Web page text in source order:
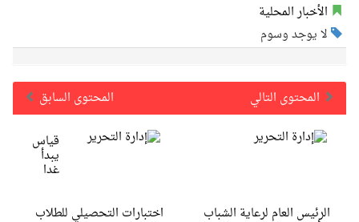
الأخبار المحلية
لا يوجد وسوم
المحتوى السابق
المحتوى التالي
قياس
يبدأ
غدا
اختبارات التحصيلي للطلاب
الرئيس العام لرعاية الشباب